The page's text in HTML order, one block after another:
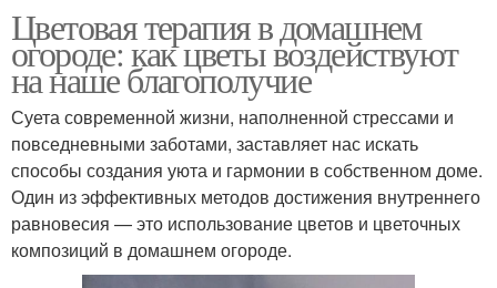
Цветовая терапия в домашнем
огороде: как цветы воздействуют
на наше благополучие
Суета современной жизни, наполненной стрессами и
повседневными заботами, заставляет нас искать
способы создания уюта и гармонии в собственном доме.
Один из эффективных методов достижения внутреннего
равновесия — это использование цветов и цветочных
композиций в домашнем огороде.